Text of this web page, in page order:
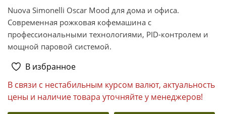
Nuova Simonelli Oscar Mood для дома и офиса.
Современная рожковая кофемашина с
профессиональными технологиями, PID-контролем и
мощной паровой системой.
В избранное
В связи с нестабильным курсом валют, актуальность
цены и наличие товара уточняйте у менеджеров!